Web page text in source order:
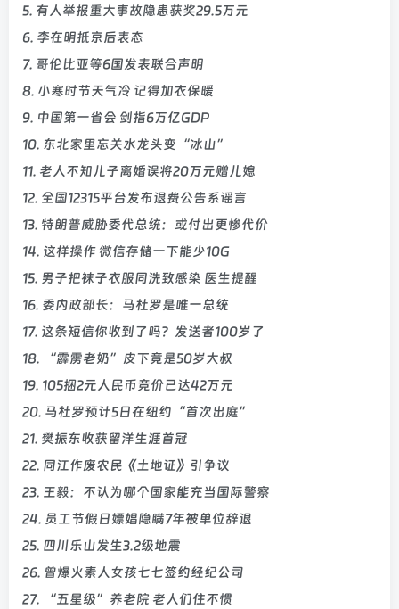
5. 有人举报重大事故隐患获奖29.5万元
6. 李在明抵京后表态
7. 哥伦比亚等6国发表联合声明
8. 小寒时节天气冷 记得加衣保暖
9. 中国第一省会 剑指6万亿GDP
10. 东北家里忘关水龙头变“冰山”
11. 老人不知儿子离婚误将20万元赠儿媳
12. 全国12315平台发布退费公告系谣言
13. 特朗普威胁委代总统：或付出更惨代价
14. 这样操作 微信存储一下能少10G
15. 男子把袜子衣服同洗致感染 医生提醒
16. 委内政部长：马杜罗是唯一总统
17. 这条短信你收到了吗？发送者100岁了
18. “霹雳老奶”皮下竟是50岁大叔
19. 105捆2元人民币竞价已达42万元
20. 马杜罗预计5日在纽约“首次出庭”
21. 樊振东收获留洋生涯首冠
22. 同江作废农民《土地证》引争议
23. 王毅：不认为哪个国家能充当国际警察
24. 员工节假日嫖娼隐瞒7年被单位辞退
25. 四川乐山发生3.2级地震
26. 曾爆火素人女孩七七签约经纪公司
27. “五星级”养老院 老人们住不惯